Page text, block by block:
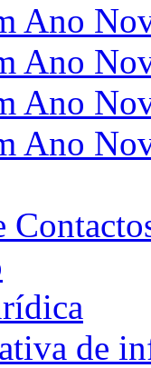
Ano
Ano
Ano
Ano
de